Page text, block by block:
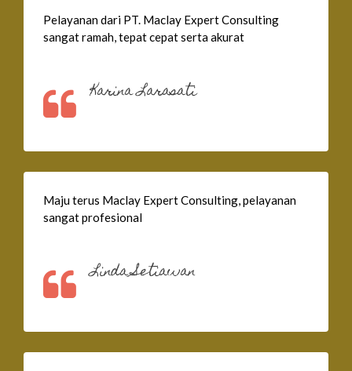
Pelayanan dari PT. Maclay Expert Consulting
sangat ramah, tepat cepat serta akurat
Karina Larasati
Maju terus Maclay Expert Consulting, pelayanan
sangat profesional
Linda Setiawan